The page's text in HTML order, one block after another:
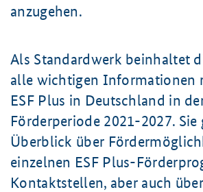
anzugehen.
Als Standardwerk beinhaltet
alle wichtigen Informationen
ESF Plus in Deutschland in
Förderperiode 2021-2027. Sie
Überblick über
einzelnen ESF Plus-
Kontaktstellen, aber auch